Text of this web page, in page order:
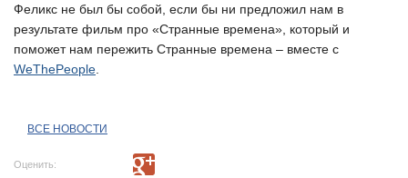
Феликс не был бы собой, если бы ни предложил нам в
результате фильм про «Странные времена», который и
поможет нам пережить Странные времена – вместе с
WeThePeople
ВСЕ НОВОСТИ
Оценить: